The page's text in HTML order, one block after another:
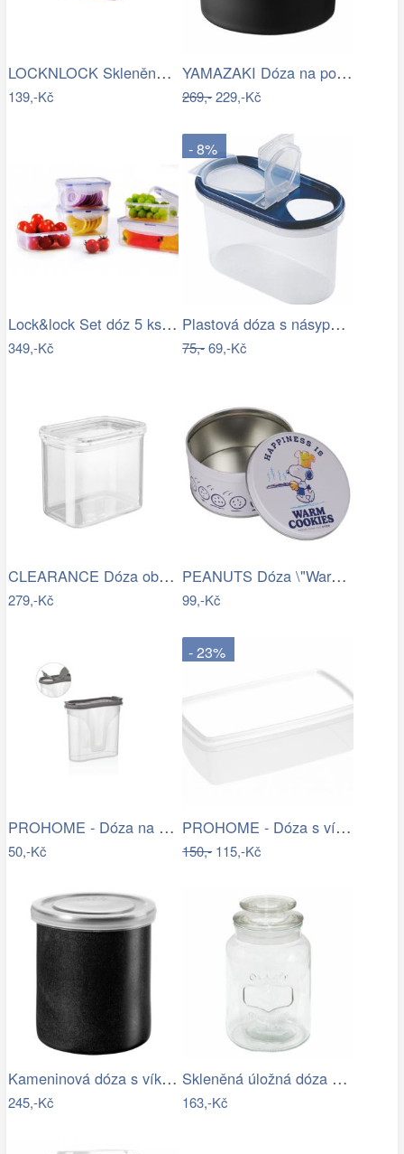
LOCKNLOCK Skleněná zapékací miska s…
139,-Kč
YAMAZAKI Dóza na potraviny Tower, 240…
269,-229,-Kč
Lock&lock Set dóz 5 ks HPL806S5
349,-Kč
- 8%
Plastová dóza s násypkou Heidrun 1000ml…
75,-69,-Kč
CLEARANCE Dóza obdélníková 1700 ml
279,-Kč
PEANUTS Dóza \"Warm Cookies\" malá -…
99,-Kč
PROHOME - Dóza na koření MAJOR 0,3L…
50,-Kč
- 23%
PROHOME - Dóza s víčkem MARGERIT 6L bílá
150,-115,-Kč
Kameninová dóza s víkem výška 10 cm…
245,-Kč
Skleněná úložná dóza s víkem - Ø 11*19…
163,-Kč